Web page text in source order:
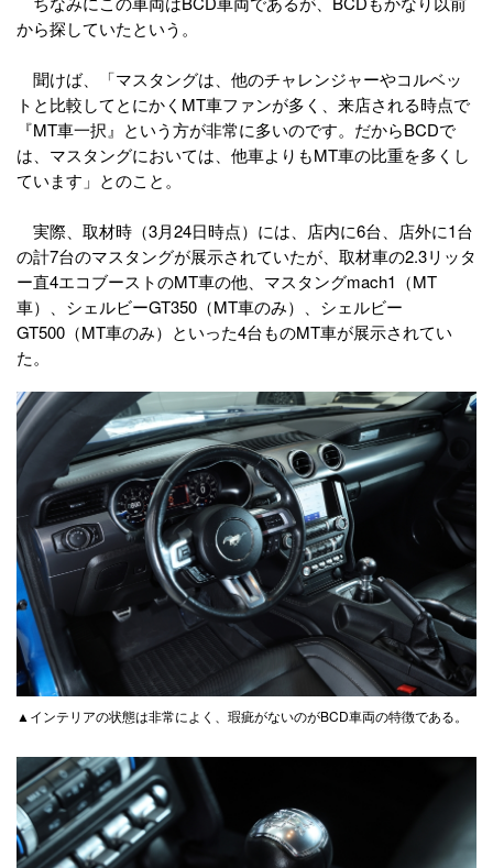
から探していたという。
聞けば、「マスタングは、他のチャレンジャーやコルベッ
トと比較してとにかくMT車ファンが多く、来店される時点で
『MT車一択』という方が非常に多いのです。だからBCDで
は、マスタングにおいては、他車よりもMT車の比重を多くし
ています」とのこと。
実際、取材時（3月24日時点）には、店内に6台、店外に1台
の計7台のマスタングが展示されていたが、取材車の2.3リッタ
ー直4エコブーストのMT車の他、マスタングmach1（MT
車）、シェルビーGT350（MT車のみ）、シェルビー
GT500（MT車のみ）といった4台ものMT車が展示されてい
た。
▲インテリアの状態は非常によく、瑕疵がないのがBCD車両の特徴である。